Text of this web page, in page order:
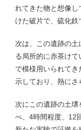
れてきた物と想像
けた破片で、硫化鉄
次は、この遺跡の
る局所的に赤茶け
で模様用いられて
示しており、熱にさ
次にこの遺跡の土
べ、4時間程度、12